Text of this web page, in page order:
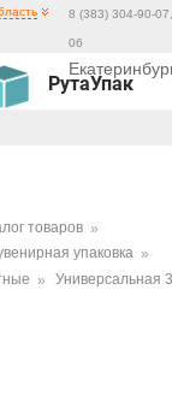
РутаУпак
8 (383) 304-90-
06
товаров
упаковка
Универсальная